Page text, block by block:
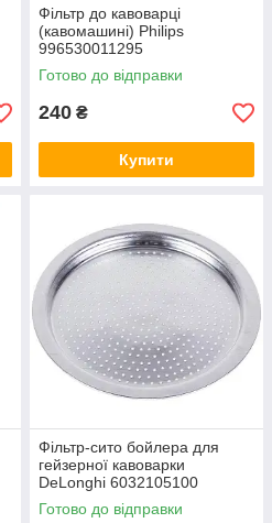
Фільтр до кавоварці
(кавомашині) Philips
996530011295
Готово до відправки
240 ₴
Купити
Фільтр-сито бойлера для
гейзерної кавоварки
DeLonghi 6032105100
Готово до відправки